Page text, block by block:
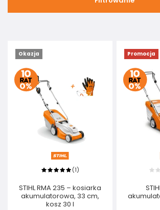
Okazja
(1)
STIHL RMA 235 – kosiarka
akumulatorowa, 33 cm,
kosz 30 l
Promocja